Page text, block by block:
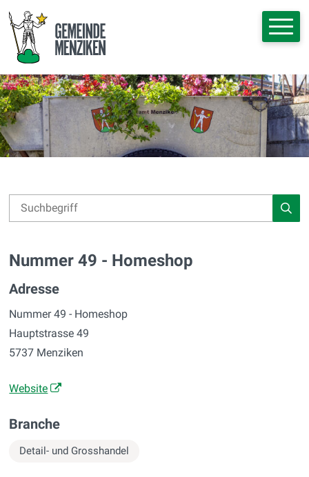
Navigieren in Menziken
Schnellnavigation
Nummer 49 - Homeshop
Adresse
Nummer 49 - Homeshop
Hauptstrasse 49
5737 Menziken
Website
Branche
Detail- und Grosshandel
Suche
Suchbegriff